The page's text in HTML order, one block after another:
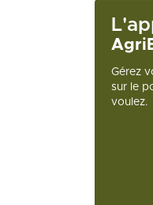
Gérez
sur le
voulez.